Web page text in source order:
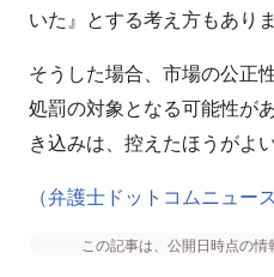
いた』とする考え方もありま
そうした場合、市場の公正
処罰の対象となる可能性が
き込みは、控えたほうがよ
（弁護士ドットコムニュース
この記事は、公開日時点の情